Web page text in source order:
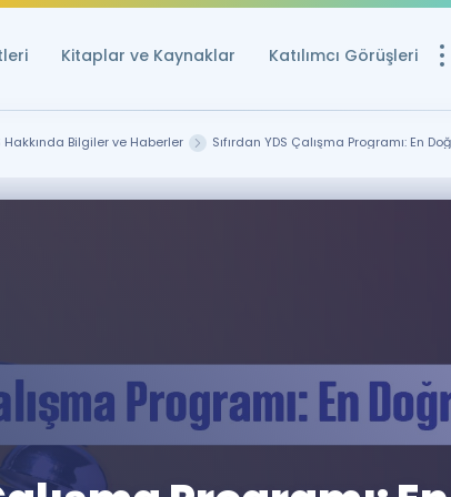
Kitaplar ve Kaynaklar Katılımcı Görüşleri
Ücretsiz
Rehberlik Aracı
YDS ve
ÖSYM Sınav
Hakkında Bilgiler ve Haberler Sıfırdan YDS Çalışma Programı: En